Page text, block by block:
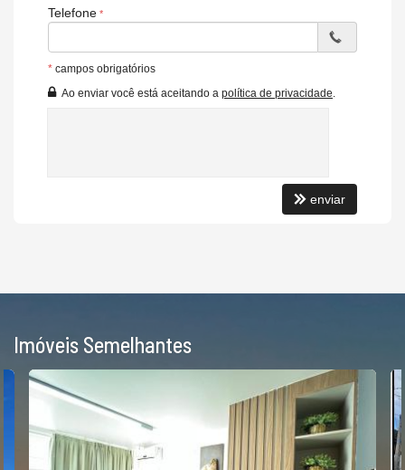
Telefone
* campos obrigatórios
Ao enviar você está aceitando a política de privacidade
enviar
Imóveis Semelhantes